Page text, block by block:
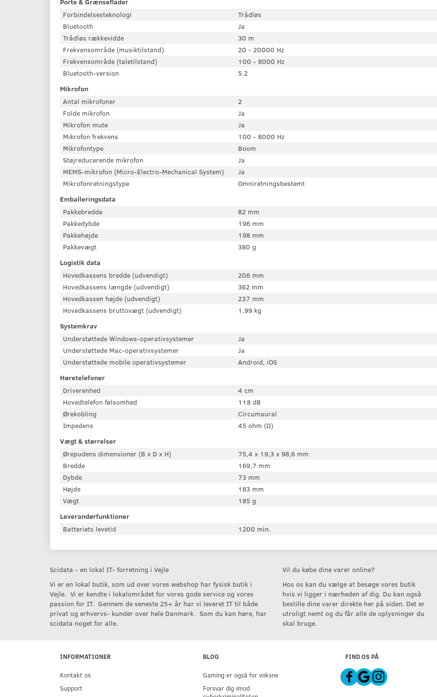
Forbindelsesteknologi
Trådløs
Bluetooth
Ja
Trådløs rækkevidde
30 m
Frekvensområde (musiktilstand)
20 - 20000 Hz
Frekvensområde (taletilstand)
100 - 8000 Hz
Bluetooth-version
5.2
Mikrofon
Antal mikrofoner
2
Folde mikrofon
Ja
Mikrofon mute
Ja
Mikrofon frekvens
100 - 8000 Hz
Mikrofontype
Boom
Støjreducerende mikrofon
Ja
MEMS-mikrofon (Micro-Electro-Mechanical System)
Ja
Mikrofonretningstype
Omniretningsbestemt
Emballeringsdata
Pakkebredde
82 mm
Pakkedybde
196 mm
Pakkehøjde
198 mm
Pakkevægt
380 g
Logistik data
Hovedkassens bredde (udvendigt)
206 mm
Hovedkassens længde (udvendigt)
362 mm
Hovedkassen højde (udvendigt)
237 mm
Hovedkassens bruttovægt (udvendigt)
1,99 kg
Systemkrav
Understøttede Windows-operativsystemer
Ja
Understøttede Mac-operativsystemer
Ja
Understøttede mobile operativsystemer
Android, iOS
Høretelefoner
Driverenhed
4 cm
Hovedtelefon følsomhed
118 dB
Ørekobling
Circumaural
Impedens
45 ohm (Ω)
Vægt & størrelser
Ørepudens dimensioner (B x D x H)
75,4 x 19,3 x 98,6 mm
Bredde
169,7 mm
Dybde
73 mm
Højde
183 mm
Vægt
185 g
Leverandørfunktioner
Batteriets levetid
1200 min.
Scidata - en lokal IT- forretning i Vejle
Vi er en lokal butik, som ud over vores webshop har fysisk butik i
Vejle. Vi er kendte i lokalområdet for vores gode service og vores
passion for IT. Gennem de seneste 25+ år har vi leveret IT til både
privat og erhvervs- kunder over hele Danmark. Som du kan høre, har
scidata noget for alle.
Vil du købe dine varer online?
Hos os kan du vælge at besøge vores butik
hvis vi ligger i nærheden af dig. Du kan også
bestille dine varer direkte her på siden. Det er
utroligt nemt og du får alle de oplysninger du
skal bruge.
INFORMATIONER
Kontakt os
Support
BLOG
Gaming er også for voksne
Forsvar dig imod
FIND OS PÅ